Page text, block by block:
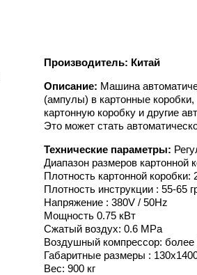
Производитель: Китай
Описание: Машина
(ампулы) в картонные
картонную коробку и другие
Это может стать
Технические параметры:
Диапазон размеров картонной
Плотность картонной коробки:
Плотность инструкции : 55-65
Напряжение : 380V / 50Hz
Мощность 0.75 кВт
Сжатый воздух: 0.6 MPa
Воздушный компрессор:
Габаритные размеры :
Вес: 900 кг